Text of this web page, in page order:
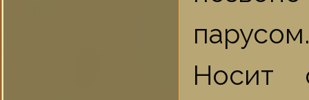
парусом.
Носит